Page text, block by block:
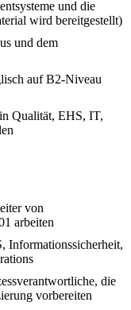
und die
wird bereitgestellt)
und dem
auf B2-Niveau
Qualität, EHS, IT,
von
arbeiten
Informationssicherheit,
die
vorbereiten